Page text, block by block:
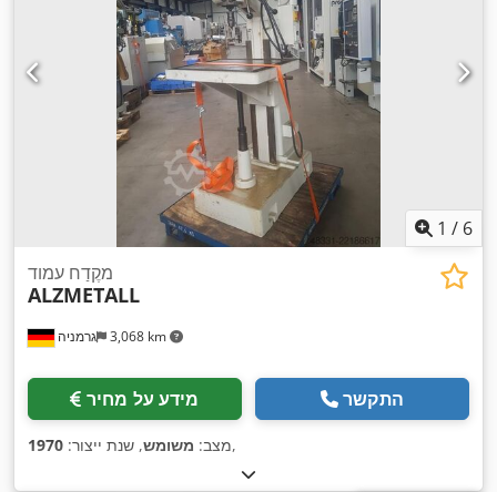
1 / 6
גרמניה 3,068 km
מקֶדַח עמוד
ALZMETALL
מידע על מחיר התקשר
מצב: משומש, שנת ייצור: 1970 ,